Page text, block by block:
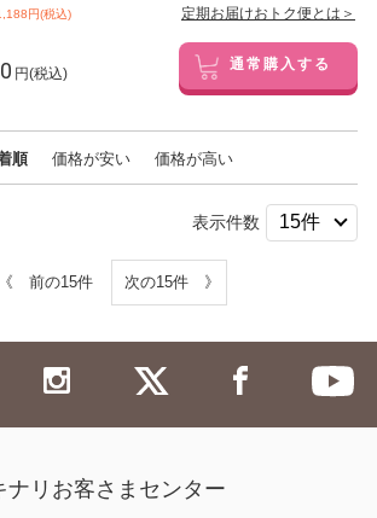
円(税込) 定期お届けおトク便とは＞
円(税込) 通常購入する
順 価格が安い 価格が高い
表示件数
《 前の15件 次の15件 》
ナリお客さまセンター